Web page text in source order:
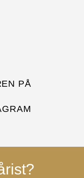
PÅ